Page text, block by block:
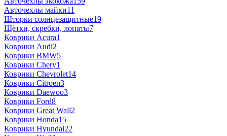
Авточехлы майки11
Шторки солнцезащитные19
Щётки, скребки, лопаты7
Коврики Acura1
Коврики Audi2
Коврики BMW5
Коврики Chery1
Коврики Chevrolet14
Коврики Citroen3
Коврики Daewoo3
Коврики Ford8
Коврики Great Wall2
Коврики Honda15
Коврики Hyundai22